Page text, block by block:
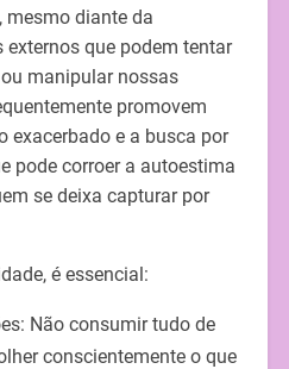
mesmo diante da
que podem tentar
manipular nossas
promovem
exacerbado e a busca por
pode corroer a autoestima
se deixa capturar por
é essencial:
Não consumir tudo de
conscientemente o que